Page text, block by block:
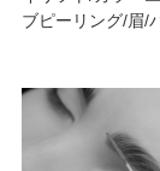
ブピーリング/眉/